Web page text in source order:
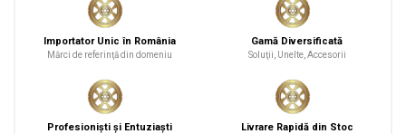
Importator Unic în România
Mărci de referinţă din domeniu
Gamă Diversificată
Soluţii, Unelte, Accesorii
Profesionişti şi Entuziaşti Livrare Rapidă din Stoc